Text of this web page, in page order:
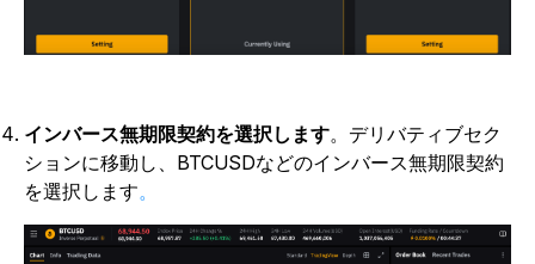
インバース無期限契約を選択します。デリバティブセク
ションに移動し、BTCUSDなどのインバース無期限契約
を選択します。